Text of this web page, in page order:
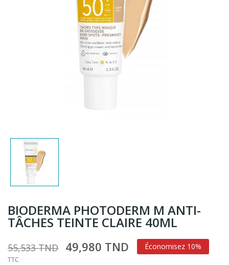
BIODERMA PHOTODERM M ANTI-
TÂCHES TEINTE CLAIRE 40ML
55,533 TND 49,980 TND Économisez 10%
TTC